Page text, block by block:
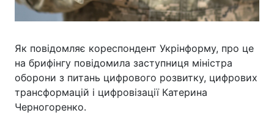
Як повідомляє кореспондент Укрінформу, про це
на брифінгу повідомила заступниця міністра
оборони з питань цифрового розвитку, цифрових
трансформацій і цифровізації Катерина
Черногоренко.